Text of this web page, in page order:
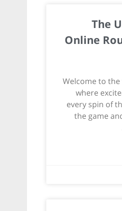
The
Online
Welcome to
where
every spin of
the game